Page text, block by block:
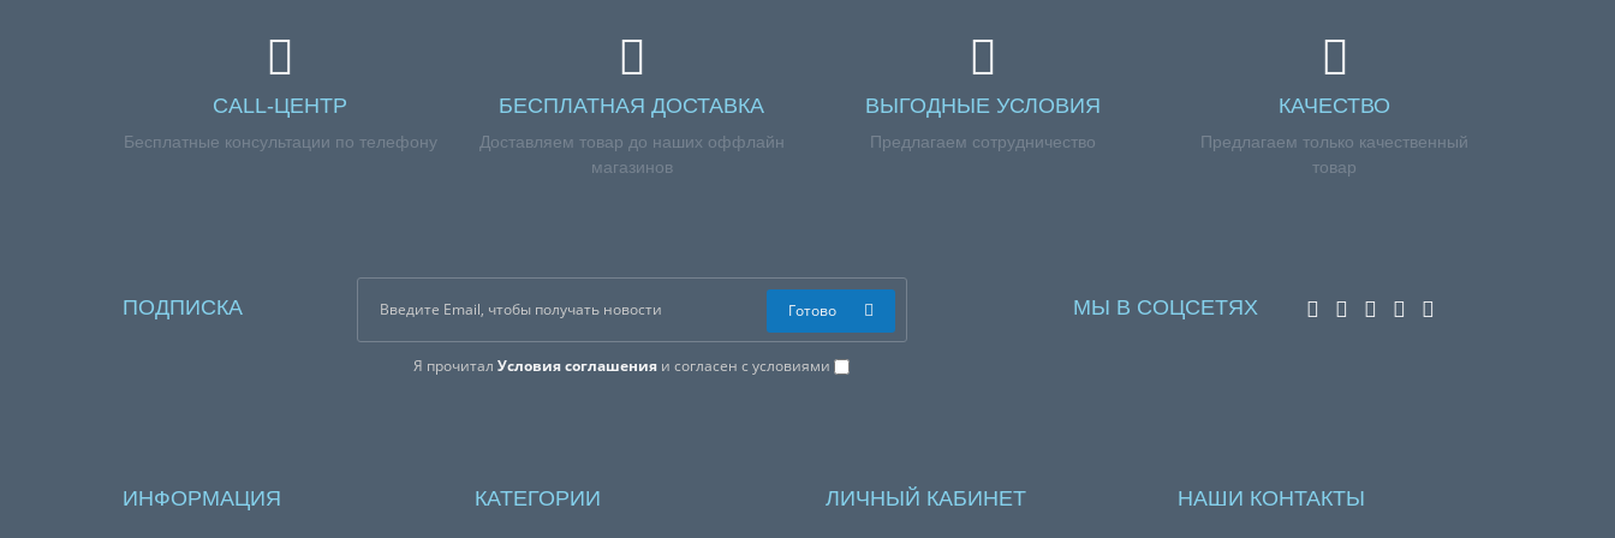
стиральной машины Атлант.
Подходит для следующих моделей:
45У84 (45Y84)
CALL-ЦЕНТР
Бесплатные консультации по телефону
БЕСПЛАТНАЯ ДОСТАВКА
Доставляем товар до наших оффлайн
магазинов
ВЫГОДНЫЕ УСЛОВИЯ
Предлагаем сотрудничество
КАЧЕСТВО
Предлагаем только качественный
товар
ПОДПИСКА
Я прочиталУсловия соглашения и согласен с условиями
Готово МЫ В СОЦСЕТЯХ
ИНФОРМАЦИЯ КАТЕГОРИИ ЛИЧНЫЙ КАБИНЕТ НАШИ КОНТАКТЫ